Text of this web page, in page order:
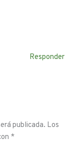
Responder
publicada. Los
*